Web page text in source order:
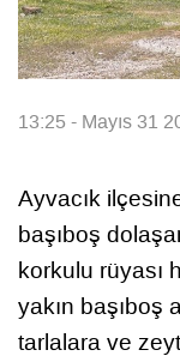
13:25 - Mayıs 31
Ayvacık
başıboş
korkulu rüyası
yakın başıboş
tarlalara ve